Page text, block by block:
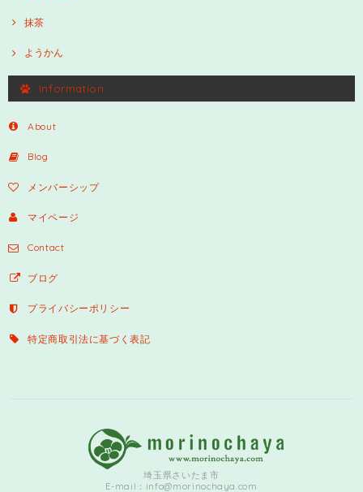
抹茶
ようかん
Information
About
Blog
メンバーシップ
マイページ
Contact
ブログ
プライバシーポリシー
特定商取引法に基づく表記
埼玉県さいたま市
E-mail： info@morinochaya.com